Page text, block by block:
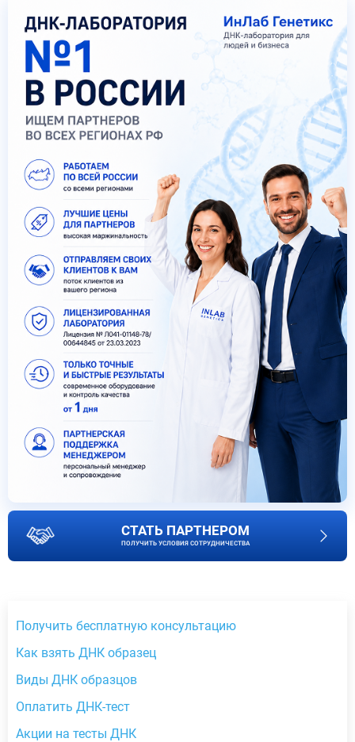
СТАТЬ ПАРТНЕРОМ
ПОЛУЧИТЬ УСЛОВИЯ СОТРУДНИЧЕСТВА
Получить бесплатную консультацию
Как взять ДНК образец
Виды ДНК образцов
Оплатить ДНК-тест
Акции на тесты ДНК